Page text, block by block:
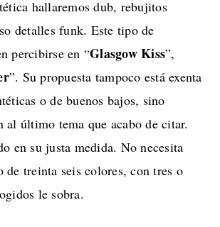
hallaremos dub, rebujitos
detalles funk. Este tipo de
percibirse en “Glasgow Kiss”,
”. Su propuesta tampoco está exenta
o de buenos bajos, sino
al último tema que acabo de citar.
en su justa medida. No necesita
de treinta seis colores, con tres o
le sobra.